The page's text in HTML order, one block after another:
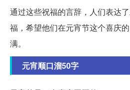
通过这些祝福的言辞，人们表达
福，希望他们在元宵节这个喜庆
满。
元宵顺口溜50字